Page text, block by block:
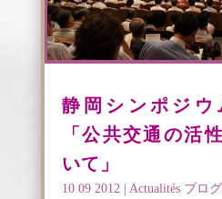
静岡シンポジ
「公共交通の活
いて」
10 09 2012 | Actualités ブロ